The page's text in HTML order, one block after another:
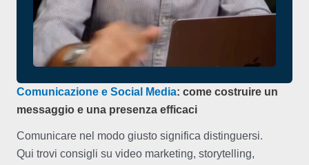
Comunicazione e Social Media: come costruire un
messaggio e una presenza efficaci
Comunicare nel modo giusto significa distinguersi.
Qui trovi consigli su video marketing, storytelling,